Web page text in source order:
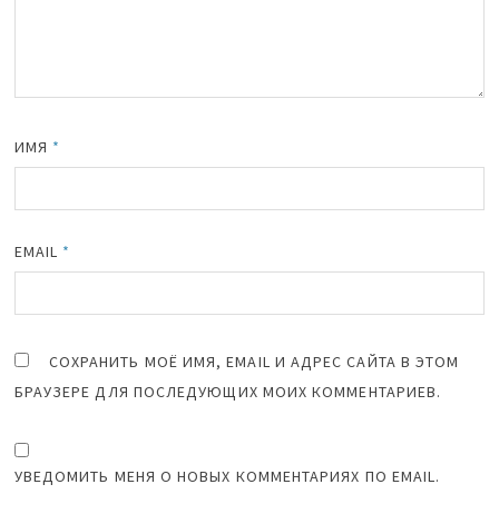
ИМЯ *
EMAIL *
СОХРАНИТЬ МОЁ ИМЯ, EMAIL И АДРЕС САЙТА В ЭТОМ
БРАУЗЕРЕ ДЛЯ ПОСЛЕДУЮЩИХ МОИХ КОММЕНТАРИЕВ.
УВЕДОМИТЬ МЕНЯ О НОВЫХ КОММЕНТАРИЯХ ПО EMAIL.